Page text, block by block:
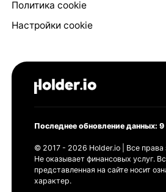
Политика cookie
Настройки cookie
Последнее обновление данных:
© 2017 - 2026 Holder.io | Все
Не оказывает финансовых услуг.
представленная на сайте носит
характер.